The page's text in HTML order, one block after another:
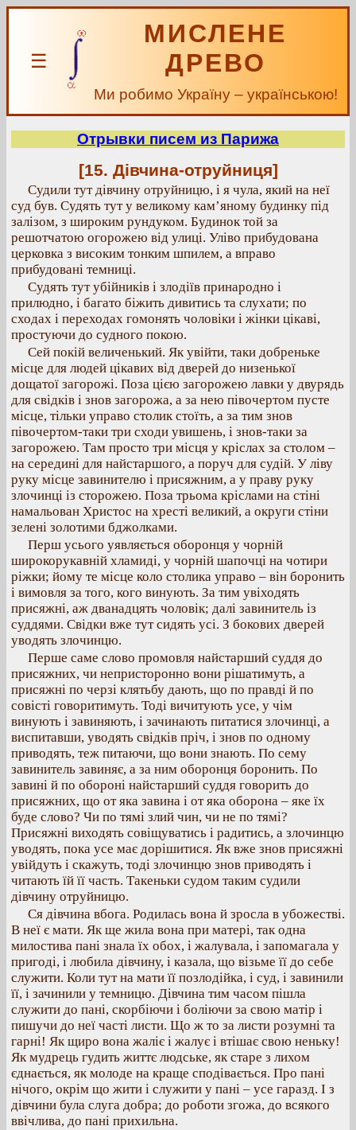
☰
МИСЛЕНЕ
ДРЕВО
Ми робимо Україну – українською!
Отрывки писем из Парижа
[15. Дівчина-отруйниця]
Судили тут дівчину отруйницю, і я чула, який на неї
суд був. Судять тут у великому кам’яному будинку під
залізом, з широким рундуком. Будинок той за
решотчатою огорожею від улиці. Уліво прибудована
церковка з високим тонким шпилем, а вправо
прибудовані темниці.
Судять тут убійників і злодіїв принародно і
прилюдно, і багато біжить дивитись та слухати; по
сходах і переходах гомонять чоловіки і жінки цікаві,
простуючи до судного покою.
Сей покій величенький. Як увійти, таки добреньке
місце для людей цікавих від дверей до низенької
дощатої загорожі. Поза цією загорожею лавки у двурядь
для свідків і знов загорожа, а за нею півочертом пусте
місце, тільки управо столик стоїть, а за тим знов
півочертом-таки три сходи увишень, і знов-таки за
загорожею. Там просто три місця у кріслах за столом –
на середині для найстаршого, а поруч для судій. У ліву
руку місце завинителю і присяжним, а у праву руку
злочинці із сторожею. Поза трьома кріслами на стіні
намальован Христос на хресті великий, а округи стіни
зелені золотими бджолками.
Перш усього уявляється оборонця у чорній
широкорукавній хламиді, у чорній шапочці на чотири
ріжки; йому те місце коло столика управо – він боронить
і вимовля за того, кого винують. За тим увіходять
присяжні, аж дванадцять чоловік; далі завинитель із
суддями. Свідки вже тут сидять усі. З бокових дверей
уводять злочинцю.
Перше саме слово промовля найстарший суддя до
присяжних, чи непристоронно вони рішатимуть, а
присяжні по черзі клятьбу дають, що по правді й по
совісті говоритимуть. Тоді вичитують усе, у чім
винують і завиняють, і зачинають питатися злочинці, а
виспитавши, уводять свідків пріч, і знов по одному
приводять, теж питаючи, що вони знають. По сему
завинитель завиняє, а за ним оборонця боронить. По
завині й по обороні найстарший суддя говорить до
присяжних, що от яка завина і от яка оборона – яке їх
буде слово? Чи по тямі злий чин, чи не по тямі?
Присяжні виходять совіщуватись і радитись, а злочинцю
уводять, пока усе має дорішитися. Як вже знов присяжні
увійдуть і скажуть, тоді злочинцю знов приводять і
читають їй її часть. Такеньки судом таким судили
дівчину отруйницю.
Ся дівчина вбога. Родилась вона й зросла в убожестві.
В неї є мати. Як ще жила вона при матері, так одна
милостива пані знала їх обох, і жалувала, і запомагала у
пригоді, і любила дівчину, і казала, що візьме її до себе
служити. Коли тут на мати її позлодійка, і суд, і завинили
її, і зачинили у темницю. Дівчина тим часом пішла
служити до пані, скорбіючи і боліючи за свою матір і
пишучи до неї часті листи. Що ж то за листи розумні та
гарні! Як щиро вона жаліє і жалує і втішає свою неньку!
Як мудрець гудить життє людське, як старе з лихом
єднається, як молоде на краще сподівається. Про пані
нічого, окрім що жити і служити у пані – усе гаразд. І з
дівчини була слуга добра; до роботи згожа, до всякого
ввічлива, до пані прихильна.